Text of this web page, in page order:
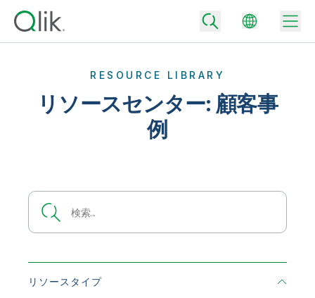
コミュニティ
Back
テクノロジーパートナーとの連携
データ分析と AI
すべての製品
データ統合とデータ品質の価格
適切なデータ統合プランで、信頼できるデータを迅速に提供し、よりスマー
データ分析の価格
イベント / Web セミナー
リソースライブラリ
RESOURCE LIBRARY
リソースセンター: 顧客事
例
リソースタイプ